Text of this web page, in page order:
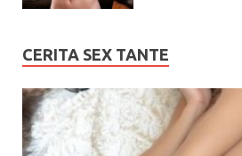
CERITA SEX TANTE